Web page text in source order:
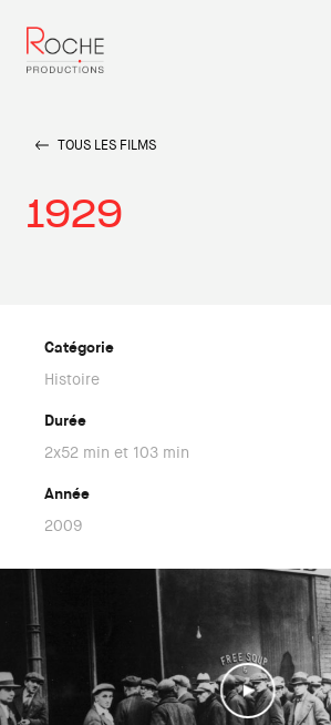
TOUS LES FILMS
1929
Catégorie
Histoire
Durée
2x52 min et 103 min
Année
2009